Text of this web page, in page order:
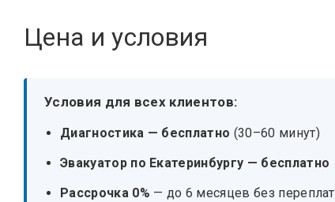
Цена и условия
Условия для всех клиентов:
Диагностика — бесплатно (30–60 минут)
Эвакуатор по Екатеринбургу — бесплатно
Рассрочка 0% — до 6 месяцев без переплат